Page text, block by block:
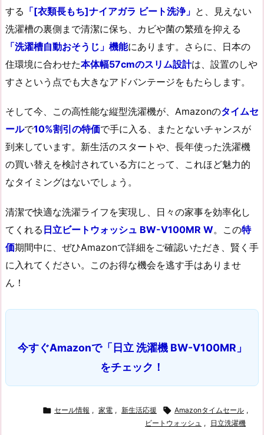
する 「[衣類長もち]ナイアガラ ビート洗浄」 と、見えない
洗濯槽の裏側まで清潔に保ち、カビや菌の繁殖を抑える
「洗濯槽自動おそうじ」機能にあります。さらに、日本の
住環境に合わせた本体幅57cmのスリム設計は、設置のしや
すさという点でも大きなアドバンテージをもたらします。
そして今、この高性能な縦型洗濯機が、Amazonのタイムセ
ールで10%割引の特価で手に入る、またとないチャンスが
到来しています。新生活のスタートや、長年使った洗濯機
の買い替えを検討されている方にとって、これほど魅力的
なタイミングはないでしょう。
清潔で快適な洗濯ライフを実現し、日々の家事を効率化し
てくれる 日立ビートウォッシュ BW-V100MR W。この特
価期間中に、ぜひAmazonで詳細をご確認いただき、賢く手
に入れてください。このお得な機会を逃す手はありませ
ん！
今すぐAmazonで「日立 洗濯機 BW-V100MR」
をチェック！
 セール情報 , 家電 , 新生活応援  Amazonタイムセール ,
ビートウォッシュ , 日立洗濯機